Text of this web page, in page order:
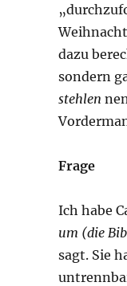
dazu
sondern
stehlen
Frage
Ich habe
um (die
sagt. Sie